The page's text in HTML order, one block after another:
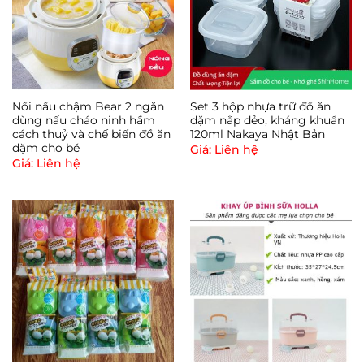
cảm biến nhiệt thông minh sẽ là người bạn đồng
hành hữu ích dành cho mẹ.
Cảm biến chống nóng thông minh, tự động chuyển
màu khi nhiệt độ quá 40 độ C.
Nồi nấu chậm Bear 2 ngăn
dùng nấu cháo ninh hầm
cách thuỷ và chế biến đồ ăn
dặm cho bé
Giá: Liên hệ
Set 3 hộp nhựa trữ đồ ăn
dặm nắp dẻo, kháng khuẩn
120ml Nakaya Nhật Bản
Giá: Liên hệ